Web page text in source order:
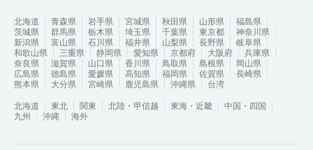
北海道 青森県 岩手県 宮城県 秋田県 山形県
福島県
茨城県
群馬県 栃木県 埼玉県 千葉県 東京都
神奈川県
新潟県
富山県 石川県 福井県 山梨県 長野県
岐阜県
和歌山県
三重県 静岡県 愛知県 京都府 大阪府
兵庫県
奈良県
滋賀県 山口県 香川県 鳥取県 島根県
岡山県
広島県
徳島県 愛媛県 高知県 福岡県 佐賀県
長崎県
熊本県
大分県 宮崎県 鹿児島県 沖縄県
台湾
北海道
東北 関東 北陸・甲信越 東海・近畿
中国・四国
九州
沖縄 海外